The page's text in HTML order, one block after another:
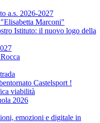
a.s. 2026-2027
Marconi"
Istituto: il nuovo logo della
Castelsport !
viabilità
2026
emozioni e digitale in